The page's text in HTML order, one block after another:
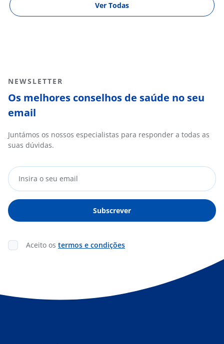
Ver Todas
NEWSLETTER
Os melhores conselhos de saúde no seu
email
Juntámos os nossos especialistas para responder a todas as
suas dúvidas.
Aceito os termos e condições